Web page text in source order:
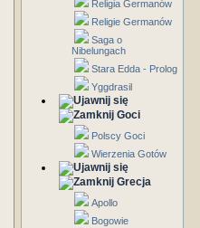
Religia Germanów
Religie Germanów
Saga o
Nibelungach
Stara Edda - Prolog
Yggdrasil
Goci
Polscy Goci
Wierzenia Gotów
Grecja
Apollo
Bogowie